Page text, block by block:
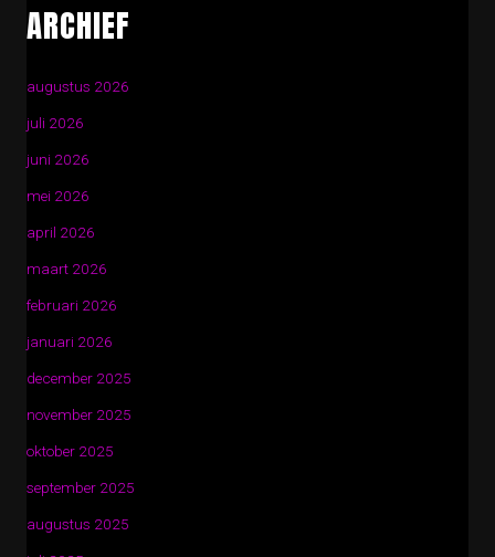
ARCHIEF
augustus 2026
juli 2026
juni 2026
mei 2026
april 2026
maart 2026
februari 2026
januari 2026
december 2025
november 2025
oktober 2025
september 2025
augustus 2025